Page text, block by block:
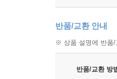
반품/교환 안내
※ 상품 설명에 반품/
반품/교환 방